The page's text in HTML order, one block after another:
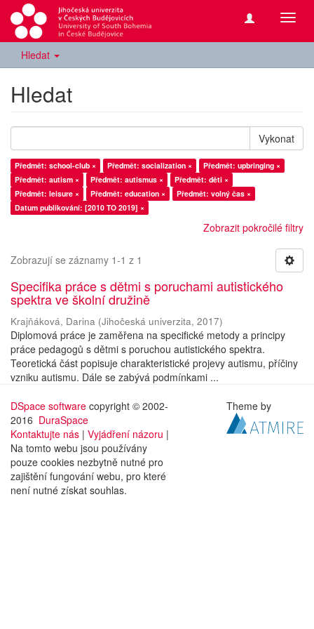
Hledat
Hledat
Vykonat
Předmět: school-club × Předmět: socialization ×
Předmět: upbringing ×
Předmět: autism ×
Předmět: autismus ×
Předmět: děti ×
Předmět: leisure ×
Předmět: education ×
Předmět: volný čas ×
Datum publikování: [2010 TO 2019] ×
Zobrazit pokročilé filtry
Zobrazují se záznamy 1-1 z 1
Specifika práce s dětmi s poruchami autistického
spektra ve školní družině
Krajňáková, Darina (Jihočeská univerzita, 2017)
Diplomová práce je zaměřena na specifické metody a principy
práce pedagogů s dětmi s poruchou autistického spektra.
Teoretická část popisuje charakteristické projevy autismu, příčiny
vzniku autismu. Dále se zabývá podmínkami ...
DSpace software copyright © 2002-
2016 DuraSpace
Kontaktujte nás | Vyjádření názoru |
Na tomto webu jsou používány
pouze cookies nezbytně nutné pro
zajištění fungování webu, pro které
není nutné získat souhlas.
Theme by